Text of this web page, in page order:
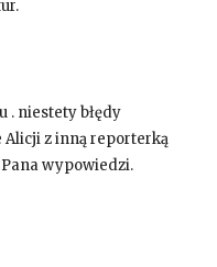
. niestety błędy
z inną reporterką
wypowiedzi.